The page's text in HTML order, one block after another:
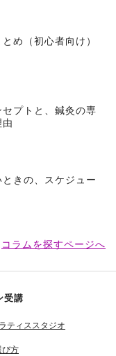
め（初心者向け）
プトと、鍼灸の専
きの、スケジュー
コラムを探すページへ
受講
ティススタジオ
び方